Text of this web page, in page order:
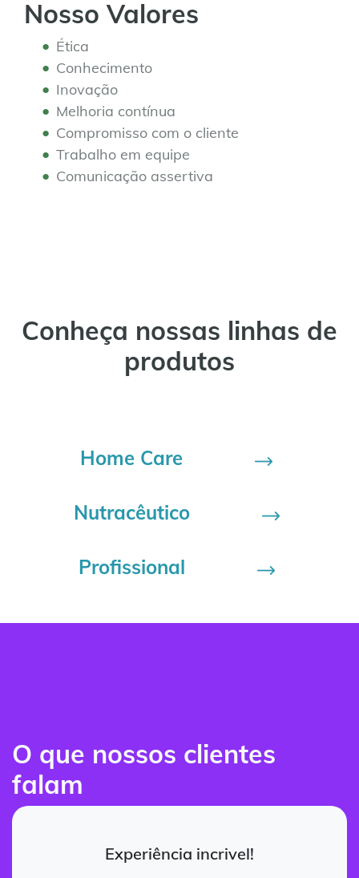
Nosso Valores
Ética
Conhecimento
Inovação
Melhoria contínua
Compromisso com o cliente
Trabalho em equipe
Comunicação assertiva
Conheça nossas linhas de
produtos
Home Care
Nutracêutico
Profissional
O que nossos clientes
falam
Experiência incrivel!